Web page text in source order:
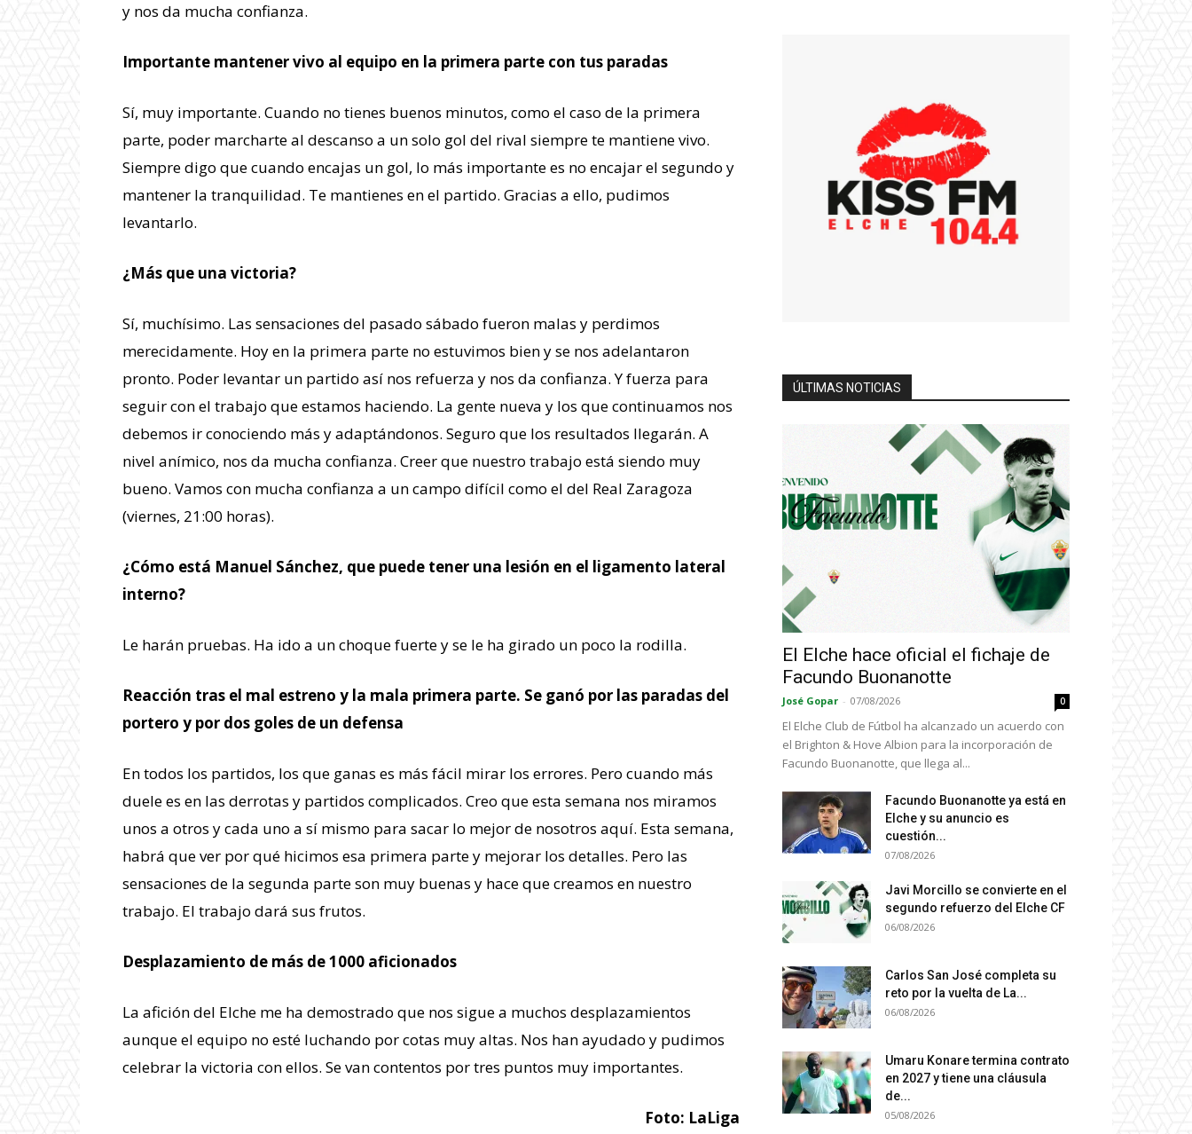
y nos da mucha confianza.
Importante mantener vivo al equipo en la primera parte con tus paradas
Sí, muy importante. Cuando no tienes buenos minutos, como el caso de la primera
parte, poder marcharte al descanso a un solo gol del rival siempre te mantiene vivo.
Siempre digo que cuando encajas un gol, lo más importante es no encajar el segundo y
mantener la tranquilidad. Te mantienes en el partido. Gracias a ello, pudimos
levantarlo.
¿Más que una victoria?
Sí, muchísimo. Las sensaciones del pasado sábado fueron malas y perdimos
merecidamente. Hoy en la primera parte no estuvimos bien y se nos adelantaron
pronto. Poder levantar un partido así nos refuerza y nos da confianza. Y fuerza para
seguir con el trabajo que estamos haciendo. La gente nueva y los que continuamos nos
debemos ir conociendo más y adaptándonos. Seguro que los resultados llegarán. A
nivel anímico, nos da mucha confianza. Creer que nuestro trabajo está siendo muy
bueno. Vamos con mucha confianza a un campo difícil como el del Real Zaragoza
(viernes, 21:00 horas).
¿Cómo está Manuel Sánchez, que puede tener una lesión en el ligamento lateral
interno?
Le harán pruebas. Ha ido a un choque fuerte y se le ha girado un poco la rodilla.
Reacción tras el mal estreno y la mala primera parte. Se ganó por las paradas del
portero y por dos goles de un defensa
En todos los partidos, los que ganas es más fácil mirar los errores. Pero cuando más
duele es en las derrotas y partidos complicados. Creo que esta semana nos miramos
unos a otros y cada uno a sí mismo para sacar lo mejor de nosotros aquí. Esta semana,
habrá que ver por qué hicimos esa primera parte y mejorar los detalles. Pero las
sensaciones de la segunda parte son muy buenas y hace que creamos en nuestro
trabajo. El trabajo dará sus frutos.
Desplazamiento de más de 1000 aficionados
La afición del Elche me ha demostrado que nos sigue a muchos desplazamientos
aunque el equipo no esté luchando por cotas muy altas. Nos han ayudado y pudimos
celebrar la victoria con ellos. Se van contentos por tres puntos muy importantes.
Foto: LaLiga
ÚLTIMAS NOTICIAS
El Elche hace oficial el fichaje de
Facundo Buonanotte
José Gopar - 07/08/2026 0
El Elche Club de Fútbol ha alcanzado un acuerdo con
el Brighton & Hove Albion para la incorporación de
Facundo Buonanotte, que llega al...
Facundo Buonanotte ya está en
Elche y su anuncio es
cuestión...
07/08/2026
Javi Morcillo se convierte en el
segundo refuerzo del Elche CF
06/08/2026
Carlos San José completa su
reto por la vuelta de La...
06/08/2026
Umaru Konare termina contrato
en 2027 y tiene una cláusula
de...
05/08/2026